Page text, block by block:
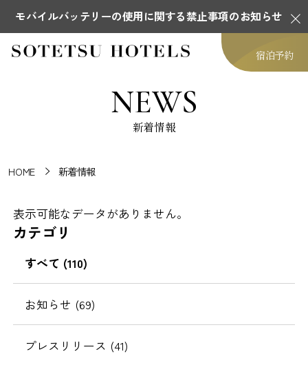
モバイルバッテリーの使用に関する禁止事項のお知らせ
宿泊予約
NEWS
新着情報
HOME 新着情報
表示可能なデータがありません。
カテゴリ
すべて (110)
お知らせ (69)
プレスリリース (41)